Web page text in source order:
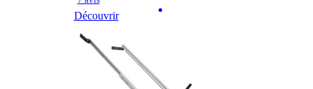
Découvrir